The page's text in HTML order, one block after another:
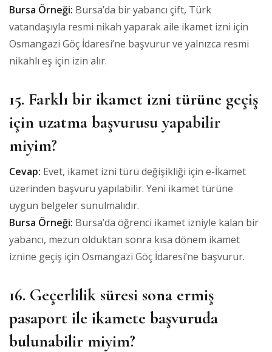
Bursa Örneği: Bursa’da bir yabancı çift, Türk
vatandaşıyla resmi nikah yaparak aile ikamet izni için
Osmangazi Göç İdaresi’ne başvurur ve yalnızca resmi
nikahlı eş için izin alır.
15. Farklı bir ikamet izni türüne geçiş
için uzatma başvurusu yapabilir
miyim?
Cevap: Evet, ikamet izni türü değişikliği için e-İkamet
üzerinden başvuru yapılabilir. Yeni ikamet türüne
uygun belgeler sunulmalıdır.
Bursa Örneği: Bursa’da öğrenci ikamet izniyle kalan bir
yabancı, mezun olduktan sonra kısa dönem ikamet
iznine geçiş için Osmangazi Göç İdaresi’ne başvurur.
16. Geçerlilik süresi sona ermiş
pasaport ile ikamete başvuruda
bulunabilir miyim?